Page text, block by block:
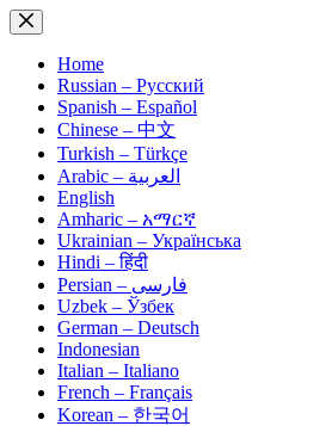
Skip
to
contentHome
Russian – Русский
Spanish – Español
Chinese – 中文
Turkish – Türkçe
Arabic – العربية
English
Amharic – አማርኛ
Ukrainian – Українська
Hindi – हिंदी
Persian – فارسی
Uzbek – Ўзбек
German – Deutsch
Indonesian
Italian – Italiano
French – Français
Korean – 한국어